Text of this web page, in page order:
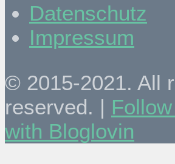
Datenschutz
Impressum
© 2015-2021. All
reserved. |
with Bloglovin